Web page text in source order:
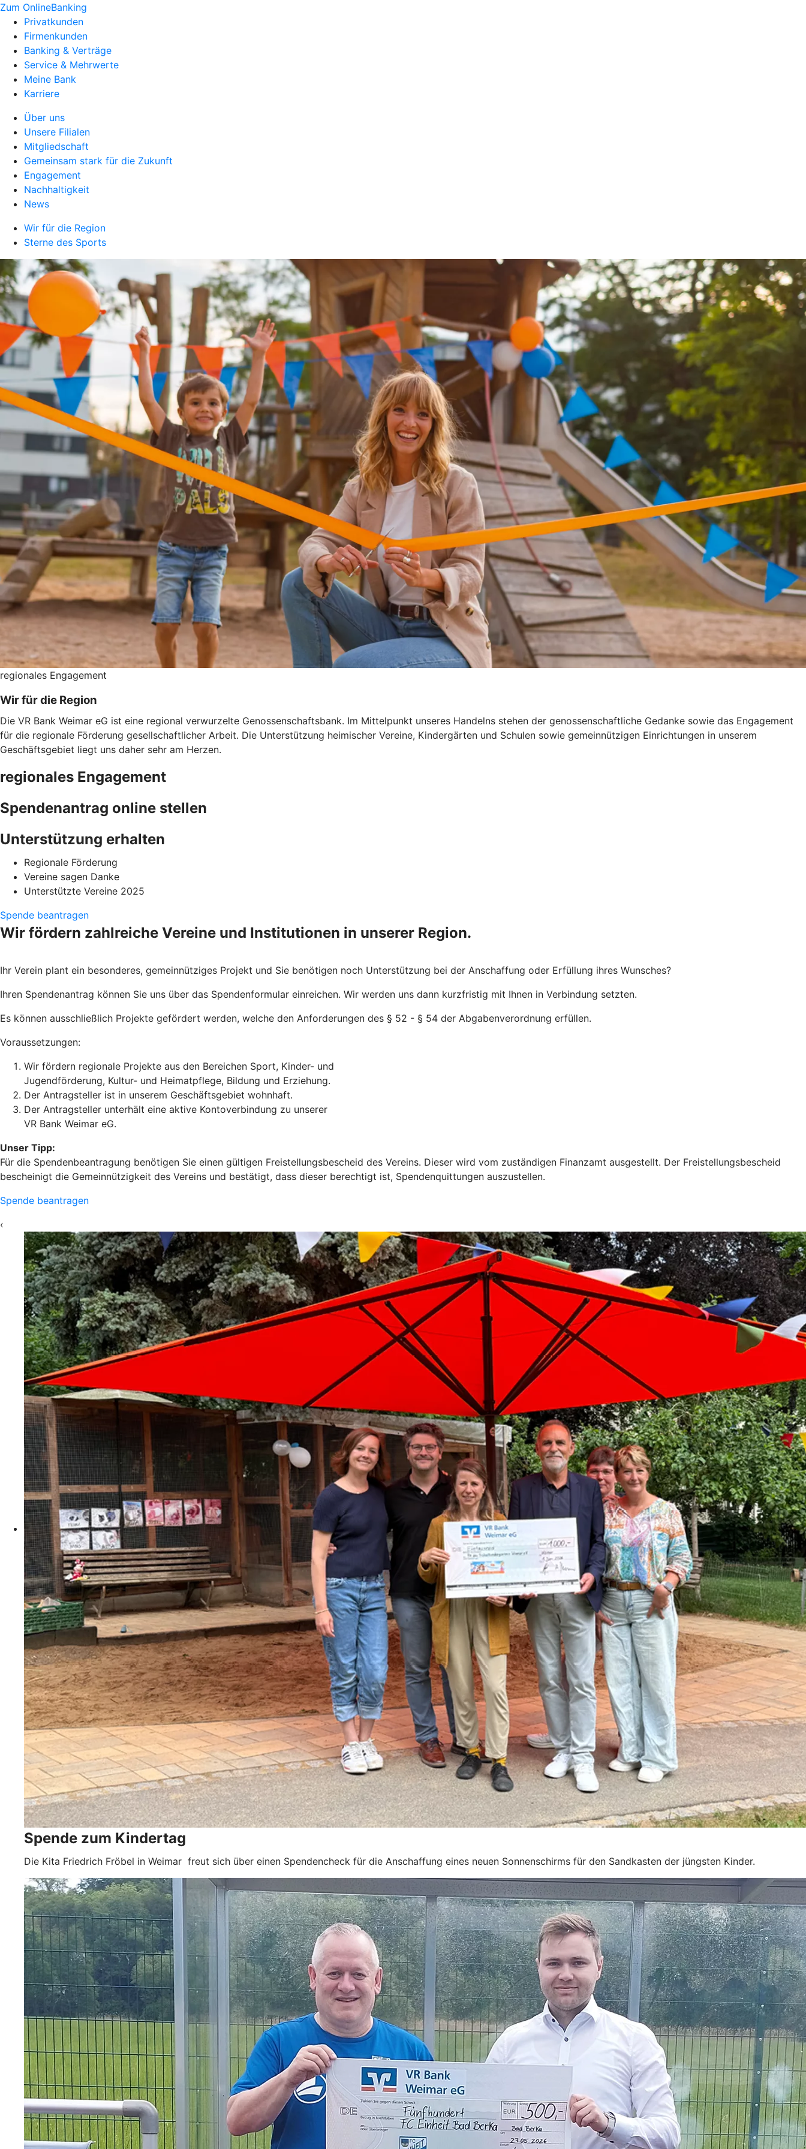
Zum OnlineBanking
Privatkunden
Firmenkunden
Banking & Verträge
Service & Mehrwerte
Meine Bank
Karriere
Über uns
Unsere Filialen
Mitgliedschaft
Gemeinsam stark für die Zukunft
Engagement
Nachhaltigkeit
News
Wir für die Region
Sterne des Sports
regionales Engagement
Wir für die Region
Die VR Bank Weimar eG ist eine regional verwurzelte Genossenschaftsbank. Im Mittelpunkt unseres Handelns stehen der genossenschaftliche Gedanke sowie das Engagement
für die regionale Förderung gesellschaftlicher Arbeit. Die Unterstützung heimischer Vereine, Kindergärten und Schulen sowie gemeinnützigen Einrichtungen in unserem
Geschäftsgebiet liegt uns daher sehr am Herzen.
regionales Engagement
Spendenantrag online stellen
Unterstützung erhalten
Regionale Förderung
Vereine sagen Danke
Unterstützte Vereine 2025
Spende beantragen
Wir fördern zahlreiche Vereine und Institutionen in unserer Region.
Ihr Verein plant ein besonderes, gemeinnütziges Projekt und Sie benötigen noch Unterstützung bei der Anschaffung oder Erfüllung ihres Wunsches?
Ihren Spendenantrag können Sie uns über das Spendenformular einreichen. Wir werden uns dann kurzfristig mit Ihnen in Verbindung setzten.
Es können ausschließlich Projekte gefördert werden, welche den Anforderungen des § 52 - § 54 der Abgabenverordnung erfüllen.
Voraussetzungen:
Wir fördern regionale Projekte aus den Bereichen Sport, Kinder- und
Jugendförderung, Kultur- und Heimatpflege, Bildung und Erziehung.
Der Antragsteller ist in unserem Geschäftsgebiet wohnhaft.
Der Antragsteller unterhält eine aktive Kontoverbindung zu unserer
VR Bank Weimar eG.
Unser Tipp:
Für die Spendenbeantragung benötigen Sie einen gültigen Freistellungsbescheid des Vereins. Dieser wird vom zuständigen Finanzamt ausgestellt. Der Freistellungsbescheid
bescheinigt die Gemeinnützigkeit des Vereins und bestätigt, dass dieser berechtigt ist, Spendenquittungen auszustellen.
Spende beantragen
‹
Spende zum Kindertag
Die Kita Friedrich Fröbel in Weimar freut sich über einen Spendencheck für die Anschaffung eines neuen Sonnenschirms für den Sandkasten der jüngsten Kinder.